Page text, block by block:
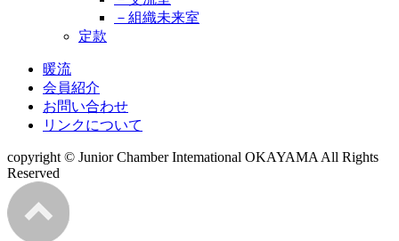
－組織未来室
定款
暖流
会員紹介
お問い合わせ
リンクについて
copyright © Junior Chamber Intemational OKAYAMA All Rights
Reserved